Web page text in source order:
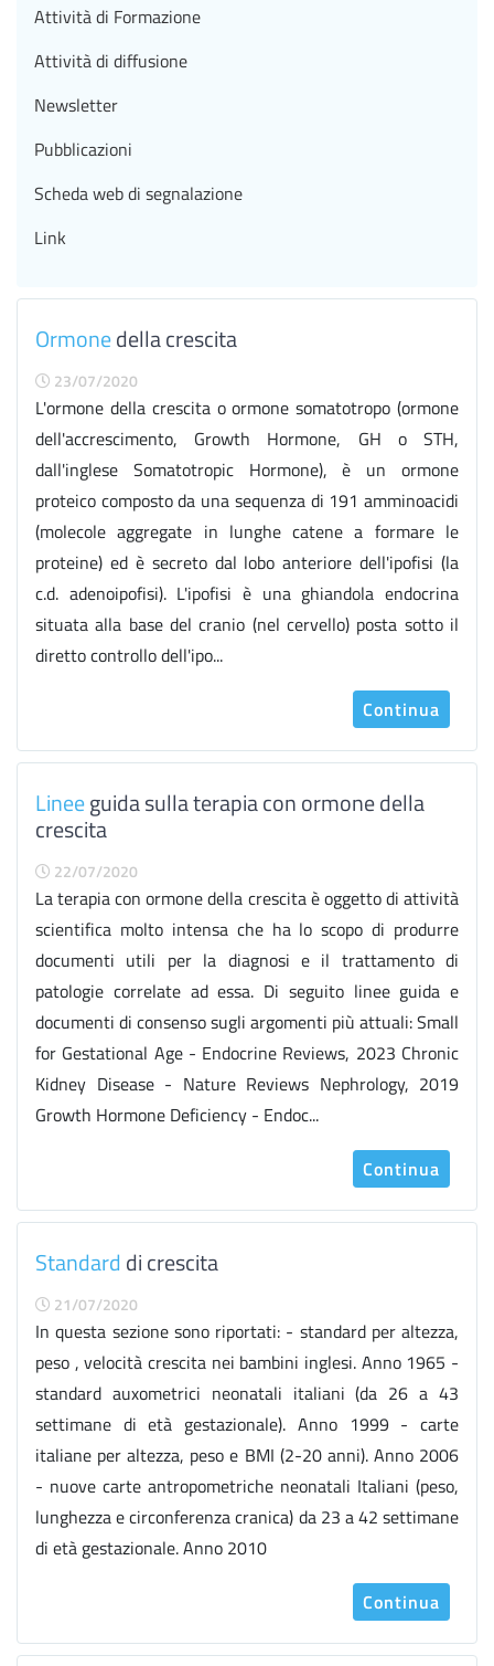
Ormonedella crescita
23/07/2020
L'ormone della crescita o ormone somatotropo (ormone
dell'accrescimento, Growth Hormone, GH o STH,
dall'inglese Somatotropic Hormone), è un ormone
proteico composto da una sequenza di 191 amminoacidi
(molecole aggregate in lunghe catene a formare le
proteine) ed è secreto dal lobo anteriore dell'ipofisi (la
c.d. adenoipofisi). L'ipofisi è una ghiandola endocrina
situata alla base del cranio (nel cervello) posta sotto il
diretto controllo dell'ipo...
Continua
Lineeguida sulla terapia con ormone della
crescita
22/07/2020
La terapia con ormone della crescita è oggetto di attività
scientifica molto intensa che ha lo scopo di produrre
documenti utili per la diagnosi e il trattamento di
patologie correlate ad essa. Di seguito linee guida e
documenti di consenso sugli argomenti più attuali: Small
for Gestational Age - Endocrine Reviews, 2023 Chronic
Kidney Disease - Nature Reviews Nephrology, 2019
Growth Hormone Deficiency - Endoc...
Continua
Standarddi crescita
21/07/2020
In questa sezione sono riportati: - standard per altezza,
peso , velocità crescita nei bambini inglesi. Anno 1965 -
standard auxometrici neonatali italiani (da 26 a 43
settimane di età gestazionale). Anno 1999 - carte
italiane per altezza, peso e BMI (2-20 anni). Anno 2006
- nuove carte antropometriche neonatali Italiani (peso,
lunghezza e circonferenza cranica) da 23 a 42 settimane
di età gestazionale. Anno 2010
Continua
Attività di Formazione
Attività di diffusione
Newsletter
Pubblicazioni
Scheda web di segnalazione
Link